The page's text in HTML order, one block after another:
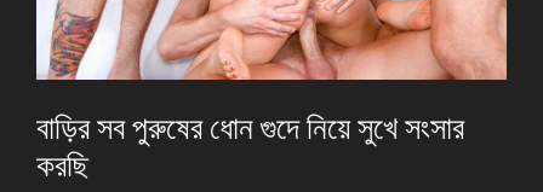
বাড়ির সব পুরুষের ধোন গুদে নিয়ে সুখে সংসার
করছি